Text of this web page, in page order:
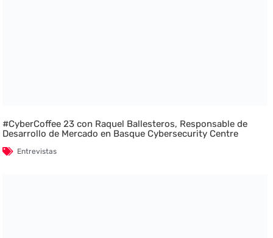
#CyberCoffee 23 con Raquel Ballesteros, Responsable de
Desarrollo de Mercado en Basque Cybersecurity Centre
Entrevistas